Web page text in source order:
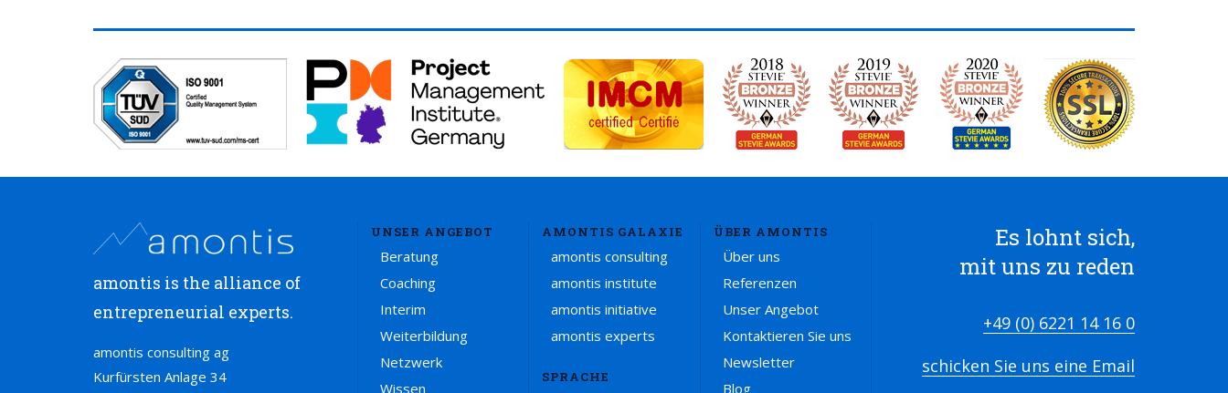
amontis is the alliance of
entrepreneurial experts.
amontis consulting ag
Kurfürsten Anlage 34
UNSER ANGEBOT
Beratung
Coaching
Interim
Weiterbildung
Netzwerk
Wissen
AMONTIS GALAXIE
amontis consulting
amontis institute
amontis initiative
amontis experts
SPRACHE
ÜBER AMONTIS
Über uns
Referenzen
Unser Angebot
Kontaktieren Sie uns
Newsletter
Blog
Es lohnt sich,
mit uns zu reden
+49 (0) 6221 14 16 0
schicken Sie uns eine Email